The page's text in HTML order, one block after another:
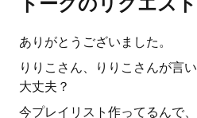
ありがとうございました。
りりこさん、りりこさんが言
大丈夫？
今プレイリスト作ってるんで